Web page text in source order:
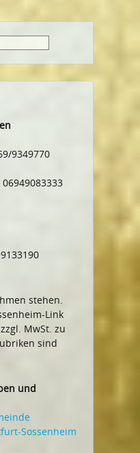
9349770
06949083333
stehen.
Link
MwSt. zu
sind
und
Sossenheim